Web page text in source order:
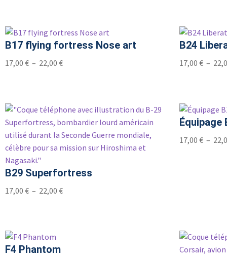
B17 flying fortress Nose art
17,00 € – 22,00 €
B24
17,00 € –
B29 Superfortress
17,00 € – 22,00 €
17,00 € –
F4 Phantom